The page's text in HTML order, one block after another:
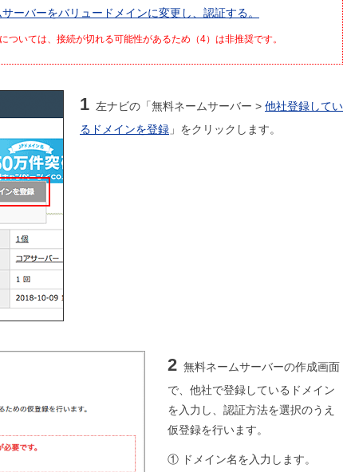
ーバーをバリュードメインに変更し、認証する。
いては、接続が切れる可能性があるため（4）は非推奨です。
1 左ナビの「無料ネームサーバー > 他社登録してい
るドメインを登録 」をクリックします。
2 無料ネームサーバーの作成画面
で、他社で登録しているドメイン
を入力し、認証方法を選択のうえ
仮登録を行います。
① ドメイン名を入力します。